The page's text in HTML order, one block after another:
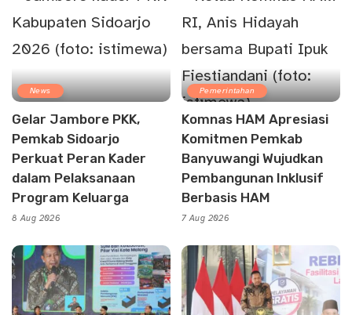
News
Gelar Jambore PKK,
Pemkab Sidoarjo
Perkuat Peran Kader
dalam Pelaksanaan
Program Keluarga
8 Aug 2026
Pemerintahan
Komnas HAM Apresiasi
Komitmen Pemkab
Banyuwangi Wujudkan
Pembangunan Inklusif
Berbasis HAM
7 Aug 2026